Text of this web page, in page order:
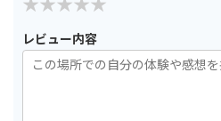
レビュー内容